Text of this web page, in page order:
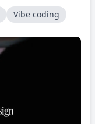
Vibe coding